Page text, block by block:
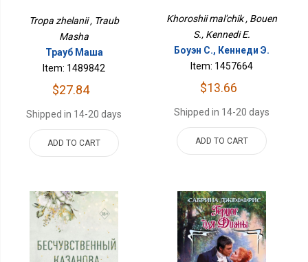
Tropa zhelanii , Traub
Masha
Трауб Маша
Item: 1489842
$27.84
Shipped in 14-20 days
ADD TO CART
Khoroshii mal'chik , Bouen
S., Kennedi E.
Боуэн С., Кеннеди Э.
Item: 1457664
$13.66
Shipped in 14-20 days
ADD TO CART